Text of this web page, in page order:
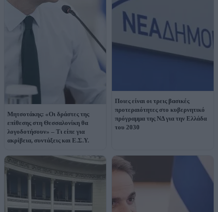
Μητσοτάκης: «Οι δράστες της
επίθεσης στη Θεσσαλονίκη θα
λογοδοτήσουν» – Τι είπε για
ακρίβεια, συντάξεις και Ε.Σ.Υ.
Ποιες είναι οι τρεις βασικές
προτεραιότητες στο κυβερνητικό
πρόγραμμα της ΝΔ για την Ελλάδα
του 2030